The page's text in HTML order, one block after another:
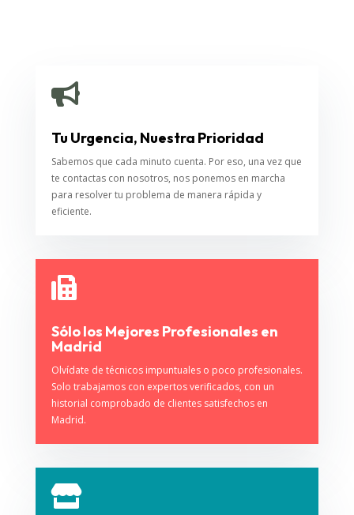

Tu Urgencia, Nuestra Prioridad
Sabemos que cada minuto cuenta. Por eso, una vez que
te contactas con nosotros, nos ponemos en marcha
para resolver tu problema de manera rápida y
eficiente.

Sólo los Mejores Profesionales en
Madrid
Olvídate de técnicos impuntuales o poco profesionales.
Solo trabajamos con expertos verificados, con un
historial comprobado de clientes satisfechos en
Madrid.
